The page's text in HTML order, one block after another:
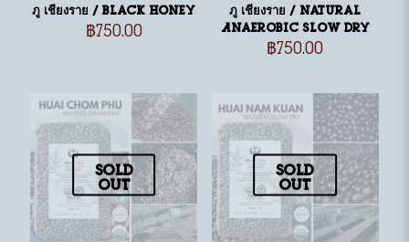
ภู เชียงราย / Black Honey
฿750.00
ภู เชียงราย / Natural
Anaerobic Slow Dry
฿750.00
Sold
out
Sold
out